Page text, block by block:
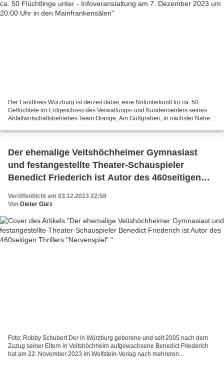
Der Landkreis Würzburg ist derzeit dabei, eine Notunterkunft für ca. 50
Geflüchtete im Erdgeschoss des Verwaltungs- und Kundencenters seines
Abfallwirtschaftsbetriebes Team Orange, Am Güßgraben, in nächster Nähe
Der ehemalige Veitshöchheimer Gymnasiast
und festangestellte Theater-Schauspieler
Benedict Friederich ist Autor des 460seitigen
Veröffentlicht am 03.12.2023 22:58
Von Dieter Gürz
Foto: Robby Schubert Der in Würzburg geborene und seit 2005 nach dem
Zuzug seiner Eltern in Veitshöchheim aufgewachsene Benedict Friederich
hat am 22. November 2023 im Wolfstein-Verlag nach mehreren